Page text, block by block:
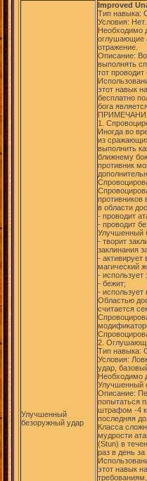
Улучшенный
безоружный удар
Improved
Тип навыка:
Условия: Нет.
Необходимо
оглушающие
отражение.
Описание:
выполнять
тот
этот навык
бесплатно
бога
1.
Иногда во
из
выполнить
ближнему
противник
противников
в области
- проводит
- проводит
Улучшенный
- творит
заклинания
-
магический
- использует
- бежит;
-
Областью
считается
2.
Тип навыка:
Условия:
удар,
Необходимо
Улучшенный
Описание:
попытаться
штрафом -4 к
последняя
Класса
мудрости
(Stun) в
раз в день
этот навык